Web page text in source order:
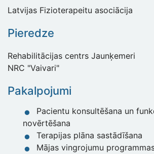
Latvijas Fizioterapeitu asociācija
Pieredze
Rehabilitācijas centrs Jaunķemeri
NRC "Vaivari"
Pakalpojumi
Pacientu konsultēšana un
novērtēšana
Terapijas plāna sastādīšana
Mājas vingrojumu